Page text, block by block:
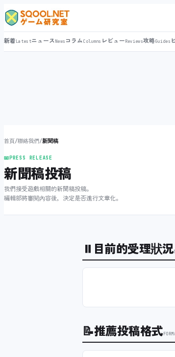
新着LatestニュースNews コラムColumns レビューReviews攻略Guides
首頁/聯絡我們/新聞稿
📧PRESS RELEASE
新聞稿投稿
我們接受遊戲相關的新聞稿投稿。
編輯部將審閱內容後，決定是否進行文章化。
⏸ 目前的受理狀況
📝推薦投稿格式